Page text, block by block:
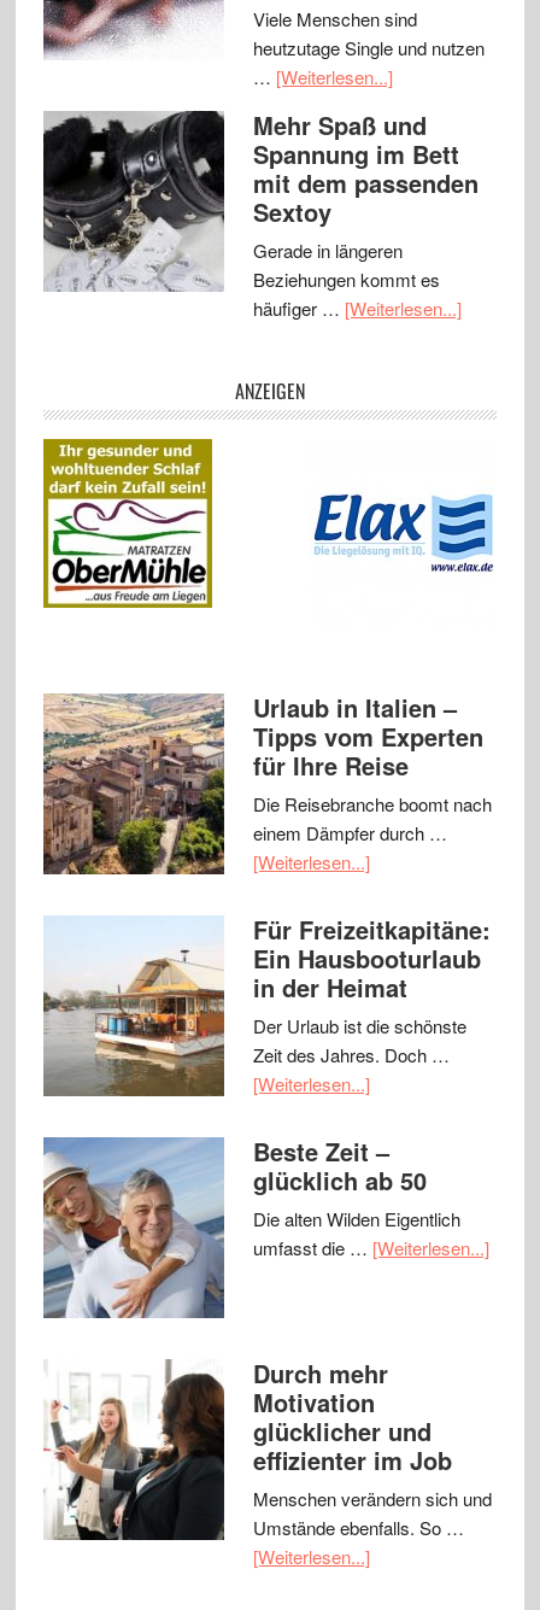
Viele Menschen sind
heutzutage Single und nutzen
… [Weiterlesen...]
Mehr Spaß und
Spannung im Bett
mit dem passenden
Sextoy
Gerade in längeren
Beziehungen kommt es
häufiger … [Weiterlesen...]
ANZEIGEN
Urlaub in Italien –
Tipps vom Experten
für Ihre Reise
Die Reisebranche boomt nach
einem Dämpfer durch …
[Weiterlesen...]
Für Freizeitkapitäne:
Ein Hausbooturlaub
in der Heimat
Der Urlaub ist die schönste
Zeit des Jahres. Doch …
[Weiterlesen...]
Beste Zeit –
glücklich ab 50
Die alten Wilden Eigentlich
umfasst die … [Weiterlesen...]
Durch mehr
Motivation
glücklicher und
effizienter im Job
Menschen verändern sich und
Umstände ebenfalls. So …
[Weiterlesen...]